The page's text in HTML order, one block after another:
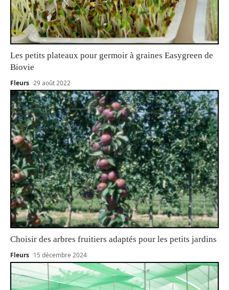
Les petits plateaux pour germoir à graines Easygreen de
Biovie
Fleurs 29 août 2022
Choisir des arbres fruitiers adaptés pour les petits jardins
Fleurs 15 décembre 2024